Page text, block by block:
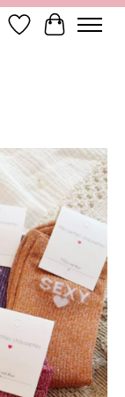
Liste de souhaits
Panier